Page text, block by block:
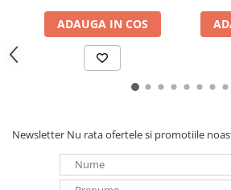
ADAUGA IN COS
Newsletter Nu rata ofertele si promotiile